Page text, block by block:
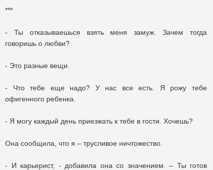
***
- Ты отказываешься взять меня замуж. Зачем тогда
говоришь о любви?
- Это разные вещи.
- Что тебе еще надо? У нас все есть. Я рожу тебе
офигенного ребенка.
- Я могу каждый день приезжать к тебе в гости. Хочешь?
Она сообщила, что я – трусливое ничтожество.
- И карьерист, - добавила она со значением. – Ты готов